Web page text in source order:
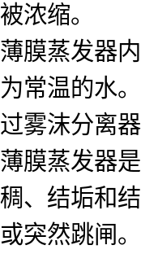
被浓缩。
薄膜蒸发器
为常温的水
过雾沫分离
薄膜蒸发器
稠、结垢和
或突然跳闸。